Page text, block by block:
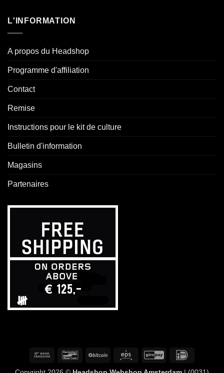
L'INFORMATION
A propos du Headshop
Programme d'affiliation
Contact
Remise
Instructions pour le kit de culture
Bulletin d'information
Magasins
Partenaires
Virement
BancontactBitCoin Eps GiroPay